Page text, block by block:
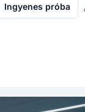
Ingyenes próba